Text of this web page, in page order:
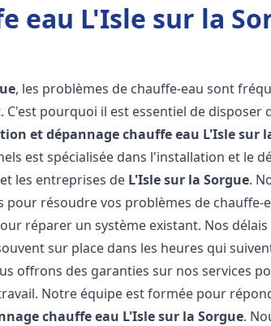
eau L'Isle sur la
, les problèmes de chauffe-eau sont
C'est pourquoi il est essentiel de disposer
et dépannage chauffe eau L'Isle sur
est spécialisée dans l'installation et le
les entreprises de L'Isle sur la Sorgue.
résoudre vos problèmes de chauffe-
réparer un système existant. Nos
sur place dans les heures qui
offrons des garanties sur nos services
Notre équipe est formée pour
chauffe eau L'Isle sur la Sorgue.